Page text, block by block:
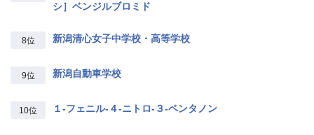
シ］ベンジルブロミド
8位 新潟清心女子中学校・高等学校
9位 新潟自動車学校
10位 １‐フェニル‐４‐ニトロ‐３‐ペンタノン